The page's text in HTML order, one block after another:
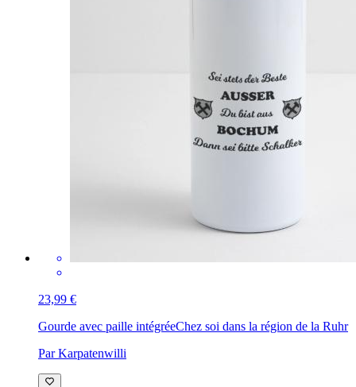
23,99 €
Gourde avec paille intégréeChez soi dans la région de la Ruhr
Par Karpatenwilli